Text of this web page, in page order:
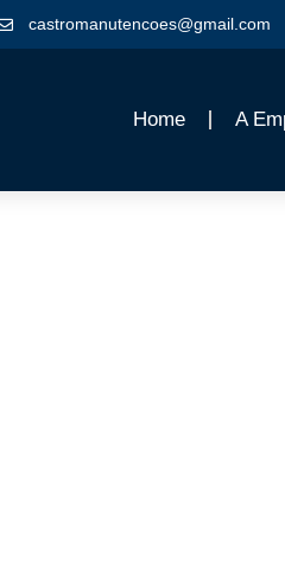
castromanutencoes@gmail.com
Home A